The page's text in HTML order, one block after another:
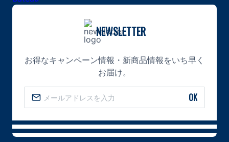
NEWSLETTER
お得なキャンペーン情報・新商品情報をいち早く
お届け。
OK